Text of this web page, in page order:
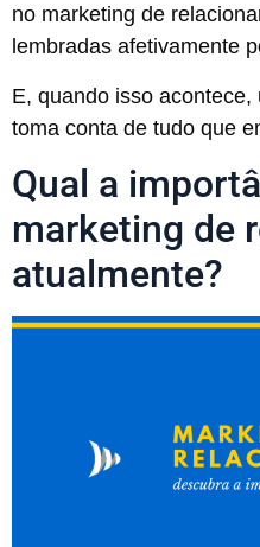
no marketing de
lembradas afetivamente
E, quando isso
toma conta de tudo que
Qual a
marketing de
atualmente?